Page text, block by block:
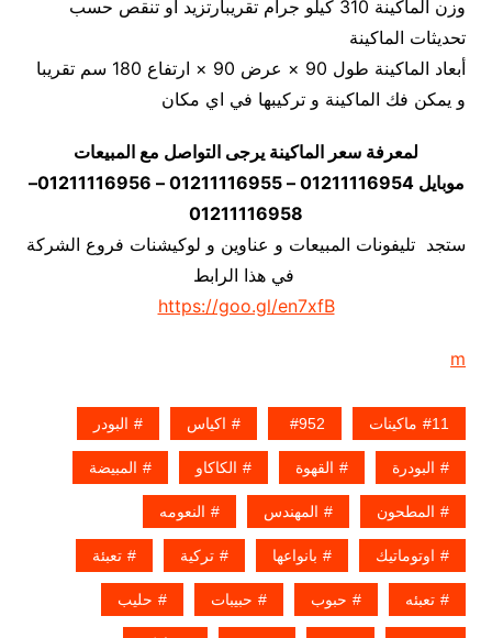
وزن الماكينة 310 كيلو جرام تقريبارتزيد او تنقص حسب
تحديثات الماكينة
أبعاد الماكينة طول 90 × عرض 90 × ارتفاع 180 سم تقريبا
و يمكن فك الماكينة و تركيبها في اي مكان
لمعرفة سعر الماكينة يرجى التواصل مع المبيعات
موبايل 01211116954 – 01211116955 – 01211116956–
01211116958
ستجد تليفونات المبيعات و عناوين و لوكيشنات فروع الشركة
في هذا الرابط
https://goo.gl/en7xfB
m
11ماكينات 952 اكياس البودر
البودرة القهوة الكاكاو المبيضة
المطحون المهندس النعومه
اوتوماتيك بانواعها تركية تعبئة
تعبئه حبوب حبيبات حليب